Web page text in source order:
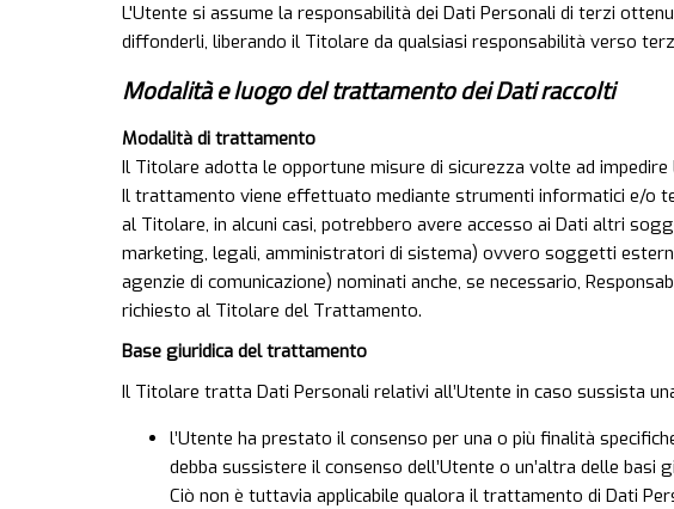
L'Utente si assume la responsabilità dei Dati Personali di terzi
diffonderli, liberando il Titolare da qualsiasi responsabilità verso
Modalità e luogo del trattamento dei Dati raccolti
Modalità di trattamento
Il Titolare adotta le opportune misure di sicurezza volte ad
Il trattamento viene effettuato mediante strumenti informatici e/o
al Titolare, in alcuni casi, potrebbero avere accesso ai Dati altri
marketing, legali, amministratori di sistema) ovvero soggetti
agenzie di comunicazione) nominati anche, se necessario,
richiesto al Titolare del Trattamento.
Base giuridica del trattamento
Il Titolare tratta Dati Personali relativi all’Utente in caso sussista
l’Utente ha prestato il consenso per una o più finalità
debba sussistere il consenso dell’Utente o un’altra delle
Ciò non è tuttavia applicabile qualora il trattamento di Dati